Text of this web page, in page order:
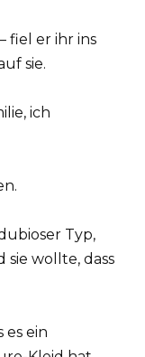
fiel er ihr ins
sie.
ich
Typ,
sie wollte, dass
es ein